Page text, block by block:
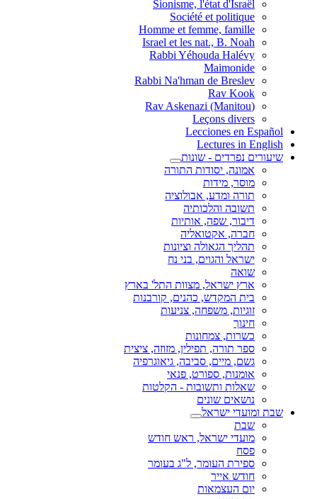
Sionisme, l'état d'Israël
Société et politique
Homme et femme, famille
Israel et les nat., B. Noah
Rabbi Yéhouda Halévy
Maimonide
Rabbi Na'hman de Breslev
Rav Kook
(Rav Askenazi (Manitou
Leçons divers
Lecciones en Español
Lectures in English
שיעורים נפרדים - שונות
אמונה, יסודות התורה
מוסר, מידות
תורה ומדע, אבולוציה
תשובה והלכותיה
דיבור, שפה, אותיות
חברה, אקטואליה
תהליך הגאולה וציונות
ישראל והגוים, בני נח
שואה
ארץ ישראל, מצוות התל' בארץ
בית המקדש, כהנים, קורבנות
זוגיות, משפחה, צניעות
חינוך
כשרות, צמחונות
ספר תורה, תפילין, מזוזה, ציצית
גשם, מיים, סביבה, גיאוגרפיה
אומנות, ספורט, פנאי
שאלות ותשובות - הקלטות
נושאים שונים
שבת ומועדי ישראל
שבת
מועדי ישראל, ראש חודש
פסח
ספירת העומר, ל"ג בעומר
חודש אייר
יום העצמאות